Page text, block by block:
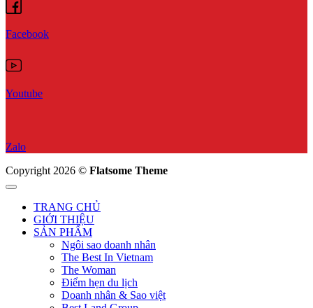
Facebook
Youtube
Zalo
Copyright 2026 © Flatsome Theme
TRANG CHỦ
GIỚI THIỆU
SẢN PHẨM
Ngôi sao doanh nhân
The Best In Vietnam
The Woman
Điểm hẹn du lịch
Doanh nhân & Sao việt